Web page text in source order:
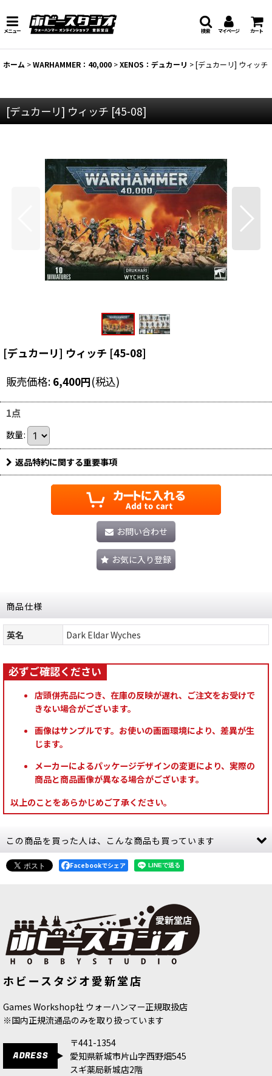
メニュー マイページ カート
検索
ホーム >WARHAMMER：40,000 >XENOS：デュカーリ >[デュカーリ] ウィッチ
[デュカーリ] ウィッチ [45-08]
[デュカーリ] ウィッチ [45-08]
販売価格: 6,400円(税込)
1点
数量:
返品特約に関する重要事項
お問い合わせ
お気に入り登録
商品仕様
英名 Dark Eldar Wyches
店頭併売品につき、在庫の反映が遅れ、ご注文をお受けで
きない場合がございます。
画像はサンプルです。お使いの画面環境により、差異が生
じます。
メーカーによるパッケージデザインの変更により、実際の
商品と商品画像が異なる場合がございます。
以上のことをあらかじめご了承ください。
この商品を買った人は、こんな商品も買っています
5,900 円(税込)
WYCH FLESH パリッド・ウィッチ・
フレッシュ
580円(税込)
Facebookでシェア
ホビースタジオ愛新堂店
Games Workshop社 ウォーハンマー正規取扱店
※国内正規流通品のみを取り扱っています
ADRESS
〒441-1354
愛知県新城市片山字西野畑545
スギ薬局新城店2階